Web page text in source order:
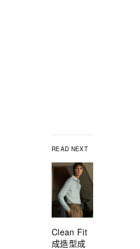
READ NEXT
Clean Fit
成造型成